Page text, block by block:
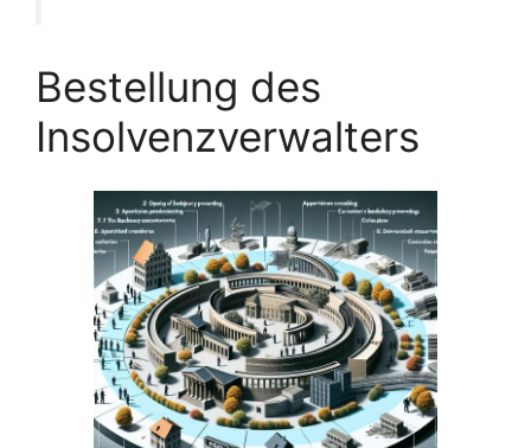
Bestellung des
Insolvenzverwalters